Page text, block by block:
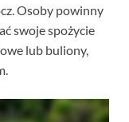
Osoby powinny
swoje spożycie
lub buliony,